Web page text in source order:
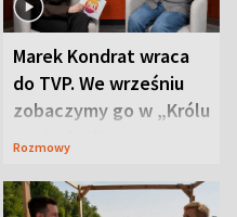
Marek Kondrat wraca
do TVP. We wrześniu
zobaczymy go w „Królu
Maciusiu I”
Rozmowy